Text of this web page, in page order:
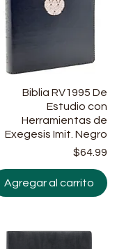
Vista rápida
Biblia RV1995 De
Estudio con
Herramientas de
Exegesis Imit. Negro
Precio
$64.99
Agregar al carrito